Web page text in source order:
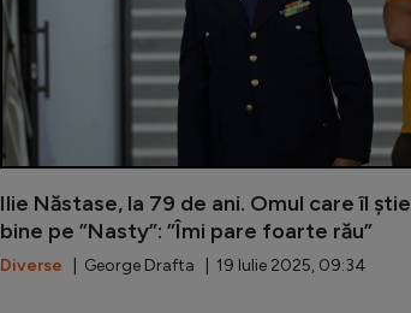
Ilie Năstase, la 79 de ani. Omul care îl știe
bine pe ”Nasty”: ”Îmi pare foarte rău”
Diverse | George Drafta | 19 Iulie 2025, 09:34